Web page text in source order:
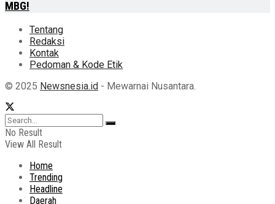
MBG!
Tentang
Redaksi
Kontak
Pedoman & Kode Etik
© 2025 Newsnesia.id - Mewarnai Nusantara.
No Result
View All Result
Home
Trending
Headline
Daerah